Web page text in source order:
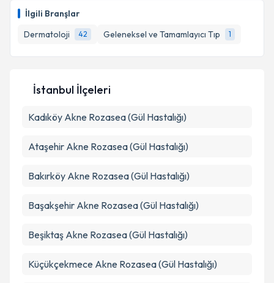
İlgili Branşlar
Dermatoloji
42 Geleneksel ve Tamamlayıcı Tıp 1
E-posta Adresiniz
Metni'ni okudum ve kişisel verilerimin belirtilen
kapsamda işlenmesini kabul ediyorum.
İstanbul İlçeleri
Kadıköy Akne Rozasea (Gül Hastalığı)
Ataşehir Akne Rozasea (Gül Hastalığı)
Bakırköy Akne Rozasea (Gül Hastalığı)
Başakşehir Akne Rozasea (Gül Hastalığı)
Beşiktaş Akne Rozasea (Gül Hastalığı)
Küçükçekmece Akne Rozasea (Gül Hastalığı)